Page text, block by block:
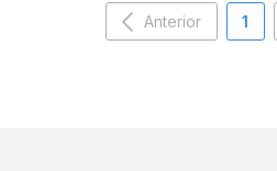
Anterior 1